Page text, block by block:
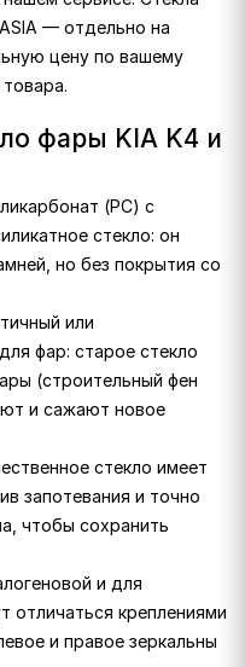
— отдельно на
цену по вашему
фары KIA K4 и
(PC) с
стекло: он
но без покрытия со
или
фар: старое стекло
(строительный фен
и сажают новое
стекло имеет
запотевания и точно
чтобы сохранить
и для
отличаться креплениями
и правое зеркальны